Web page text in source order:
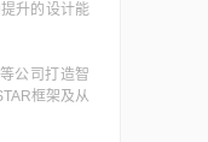
升的设计能
公司打造智
框架及从